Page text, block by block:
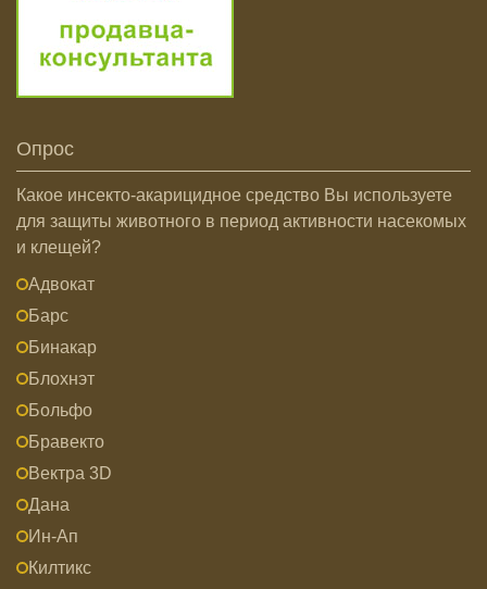
Опрос
Какое инсекто-акарицидное средство Вы используете
для защиты животного в период активности насекомых
и клещей?
Адвокат
Барс
Бинакар
Блохнэт
Больфо
Бравекто
Вектра 3D
Дана
Ин-Ап
Килтикс